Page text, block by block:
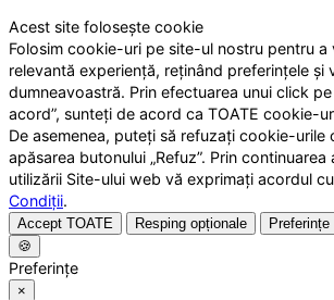
Acest site folosește cookie
Folosim cookie-uri pe site-ul nostru pentru a
relevantă experiență, reținând preferințele și
dumneavoastră. Prin efectuarea unui click
acord”, sunteți de acord ca TOATE cookie-
De asemenea, puteți să refuzați cookie-urile
apăsarea butonului „Refuz”. Prin continuarea
utilizării Site-ului web vă exprimați acordul
Condiții.
Accept TOATE Resping opționale
Preferințe
🍪
Preferințe
×